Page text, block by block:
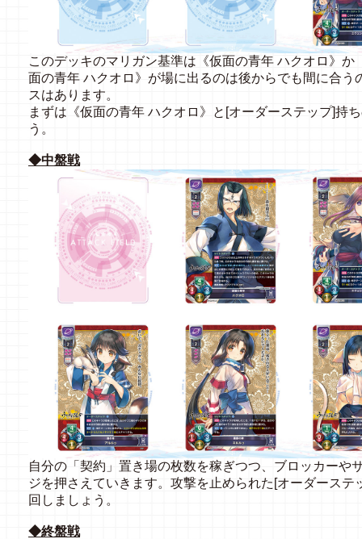
このデッキのマリガン基準は《仮面の青年 ハクオロ》
面の青年 ハクオロ》が場に出るのは後からでも間に合
スはあります。
まずは《仮面の青年 ハクオロ》と[オーダーステップ]持
う。
◆中盤戦
自分の「契約」置き場の枚数を稼ぎつつ、ブロッカーや
ジを押さえていきます。攻撃を止められた[オーダース
回しましょう。
◆終盤戦